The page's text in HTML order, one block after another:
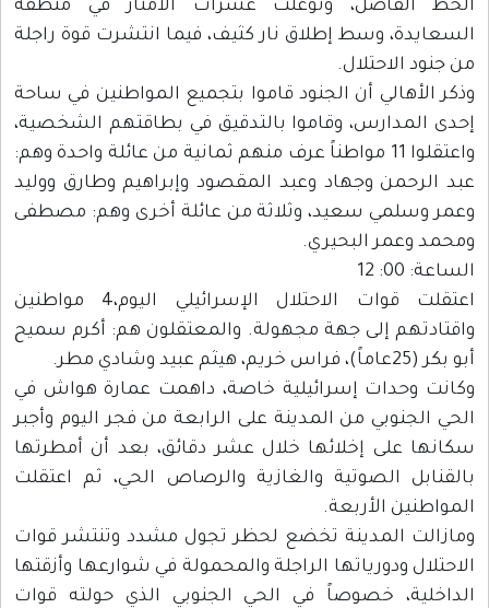
الخط الفاصل، وتوغلت عشرات الأمتار في منطقة
السعايدة، وسط إطلاق نار كثيف، فيما انتشرت قوة راجلة
من جنود الاحتلال.
وذكر الأهالي أن الجنود قاموا بتجميع المواطنين في ساحة
إحدى المدارس، وقاموا بالتدقيق في بطاقتهم الشخصية،
واعتقلوا 11 مواطناً عرف منهم ثمانية من عائلة واحدة وهم:
عبد الرحمن وجهاد وعبد المقصود وإبراهيم وطارق ووليد
وعمر وسلمي سعيد، وثلاثة من عائلة أخرى وهم: مصطفى
ومحمد وعمر البحيري.
الساعة: 00: 12
اعتقلت قوات الاحتلال الإسرائيلي اليوم،4 مواطنين
واقتادتهم إلى جهة مجهولة. والمعتقلون هم: أكرم سميح
أبو بكر (25عاماً)، فراس خريم، هيثم عبيد وشادي مطر.
وكانت وحدات إسرائيلية خاصة، داهمت عمارة هواش في
الحي الجنوبي من المدينة على الرابعة من فجر اليوم وأجبر
سكانها على إخلائها خلال عشر دقائق، بعد أن أمطرتها
بالقنابل الصوتية والغازية والرصاص الحي، ثم اعتقلت
المواطنين الأربعة.
ومازالت المدينة تخضع لحظر تجول مشدد وتنتشر قوات
الاحتلال ودورياتها الراجلة والمحمولة في شوارعها وأزقتها
الداخلية، خصوصاً في الحي الجنوبي الذي حولته قوات